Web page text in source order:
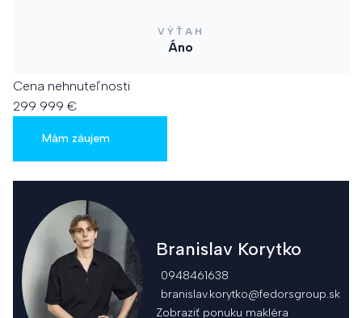
VÝŤAH
Áno
Cena nehnuteľnosti
299 999 €
Mám záujem
Branislav Korytko
0948461638
branislav.korytko@fedorsgroup.sk
Zobraziť ponuku makléra